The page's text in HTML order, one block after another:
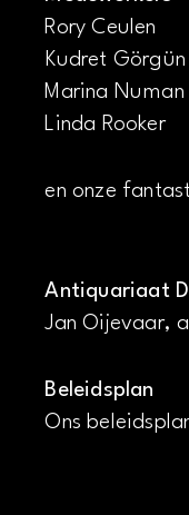
Rory Ceulen
Kudret Görgün
Marina Numan
Linda Rooker
en onze
Antiquariaat
Jan Oijevaar,
Beleidsplan
Ons